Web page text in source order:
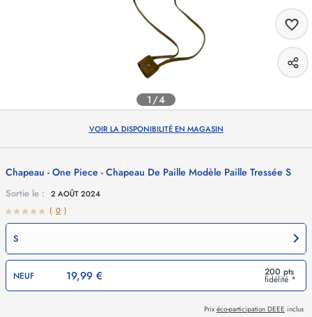
1/4
VOIR LA DISPONIBILITÉ EN MAGASIN
Chapeau - One Piece - Chapeau De Paille Modèle Paille Tressée S
Sortie le :
2 AOÛT 2024
( 0 )
S
NEUF 19,99 € 200 pts
fidélité *
Prix éco-participation DEEE inclus